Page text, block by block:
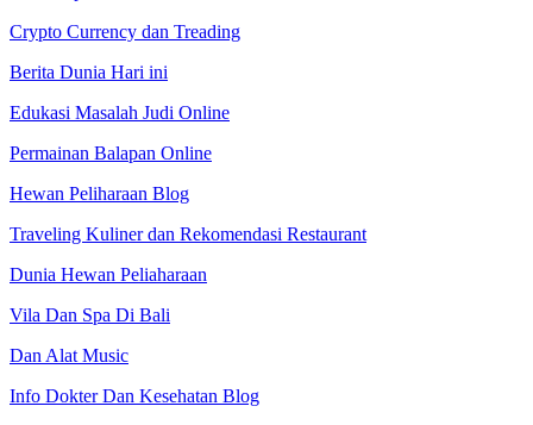
Crypto Currency dan Treading
Berita Dunia Hari ini
Edukasi Masalah Judi Online
Permainan Balapan Online
Hewan Peliharaan Blog
Traveling Kuliner dan Rekomendasi Restaurant
Dunia Hewan Peliaharaan
Vila Dan Spa Di Bali
Dan Alat Music
Info Dokter Dan Kesehatan Blog